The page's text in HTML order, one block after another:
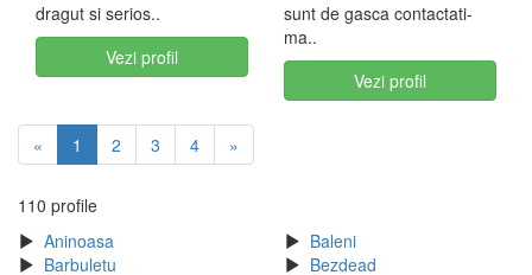
dragut si serios..
Vezi profil
sunt de gasca contactati-
ma..
Vezi profil
« 1 2 3 4 »
110 profile
Aninoasa
Baleni
Barbuletu
Bezdead